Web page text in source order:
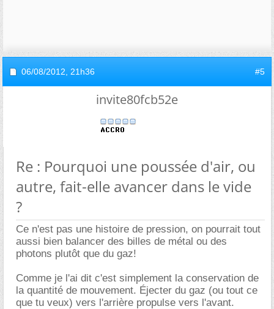
06/08/2012, 21h36 #5
invite80fcb52e
Re : Pourquoi une poussée d'air, ou
autre, fait-elle avancer dans le vide
?
Ce n'est pas une histoire de pression, on pourrait tout
aussi bien balancer des billes de métal ou des
photons plutôt que du gaz!
Comme je l'ai dit c'est simplement la conservation de
la quantité de mouvement. Éjecter du gaz (ou tout ce
que tu veux) vers l'arrière propulse vers l'avant.